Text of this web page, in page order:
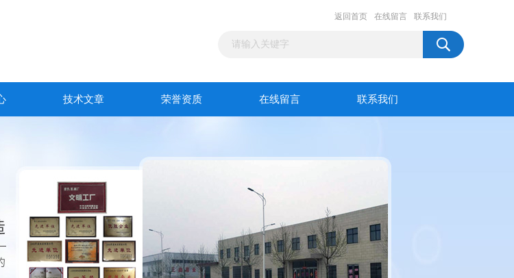
返回首页 在线留言 联系我们
技术文章 荣誉资质 在线留言 联系我们